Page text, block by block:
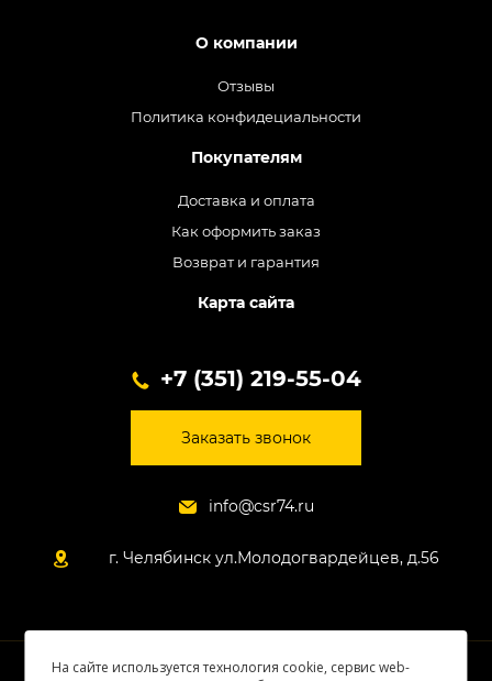
О компании
Отзывы
Политика конфидециальности
Покупателям
Доставка и оплата
Как оформить заказ
Возврат и гарантия
Карта сайта
+7 (351) 219-55-04
Заказать звонок
info@csr74.ru
г. Челябинск ул.Молодогвардейцев, д.56
На сайте используется технология cookie, сервис web-